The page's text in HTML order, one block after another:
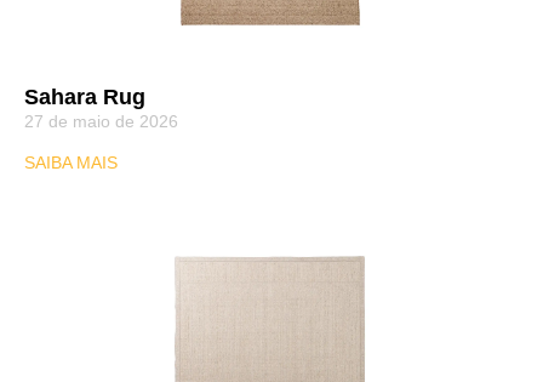
Sahara Rug
27 de maio de 2026
SAIBA MAIS